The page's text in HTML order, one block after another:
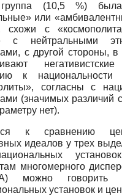
группа (10,5 %)
или
схожи с
с нейтральными
с другой стороны,
к
согласны с
(значимых различий
нет).
к сравнению
идеалов у трех
многомерного
можно
установок и